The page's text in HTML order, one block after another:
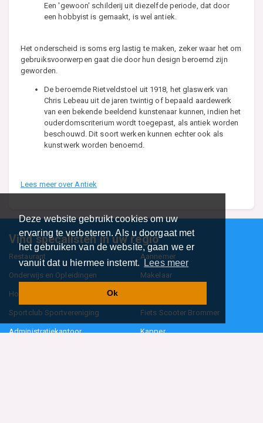
Deze website gebruikt cookies om uw
ervaring te verbeteren. Als u doorgaat met
het gebruiken van de website, gaan we er
vanuit dat u hiermee instemt.
Lees meer
Ok
Een 'gewoon' schilderij uit diezelfde periode, dat door
een hobbyist is gemaakt, is wel antiek.
Het onderscheid is soms erg lastig te maken, zeker waar het om
gebruiksvoorwerpen gaat die door hun design beroemd zijn
geworden.
De beroemde Rietveldstoel uit 1918, het glaswerk van
Chris Lebeau uit de jaren twintig of bepaald aardewerk
van een bekende beeldend kunstenaar kunnen, indien het
ouderdomscriterium wordt toegepast, als antiek worden
beschouwd. Dit soort werken kunnen echter ook als
kunstwerk worden benoemd.
Lees meer over Antiek
Vind specalisten in uw regio
Restaurant Aannemer
Onderwijs en Opleidingen Makelaar
Hovenier
Sportclub Sportvereniging Fiets Scooter Brommer
Administratiekantoor Kapper